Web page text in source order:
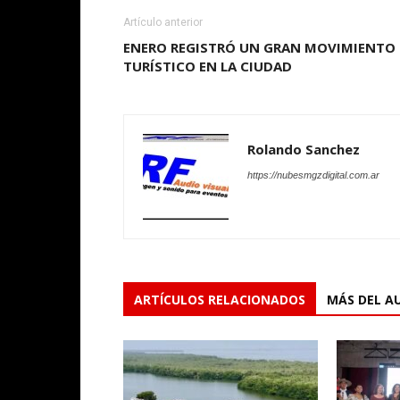
Artículo anterior
ENERO REGISTRÓ UN GRAN MOVIMIENTO
TURÍSTICO EN LA CIUDAD
Rolando Sanchez
https://nubesmgzdigital.com.ar
ARTÍCULOS RELACIONADOS MÁS DEL